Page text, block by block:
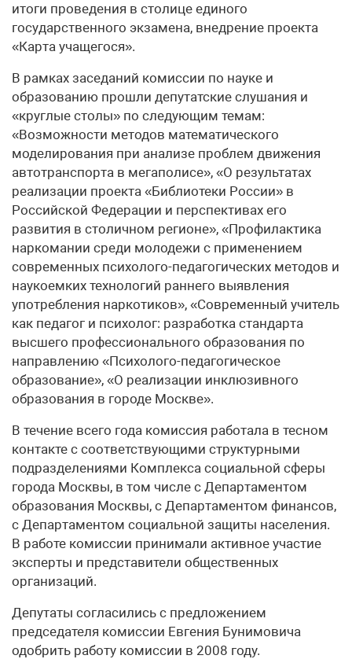
итоги проведения в столице единого
государственного экзамена, внедрение проекта
«Карта учащегося».
В рамках заседаний комиссии по науке и
образованию прошли депутатские слушания и
«круглые столы» по следующим темам:
«Возможности методов математического
моделирования при анализе проблем движения
автотранспорта в мегаполисе», «О результатах
реализации проекта «Библиотеки России» в
Российской Федерации и перспективах его
развития в столичном регионе», «Профилактика
наркомании среди молодежи с применением
современных психолого-педагогических методов и
наукоемких технологий раннего выявления
употребления наркотиков», «Современный учитель
как педагог и психолог: разработка стандарта
высшего профессионального образования по
направлению «Психолого-педагогическое
образование», «О реализации инклюзивного
образования в городе Москве».
В течение всего года комиссия работала в тесном
контакте с соответствующими структурными
подразделениями Комплекса социальной сферы
города Москвы, в том числе с Департаментом
образования Москвы, с Департаментом финансов,
с Департаментом социальной защиты населения.
В работе комиссии принимали активное участие
эксперты и представители общественных
организаций.
Депутаты согласились с предложением
председателя комиссии Евгения Бунимовича
одобрить работу комиссии в 2008 году.